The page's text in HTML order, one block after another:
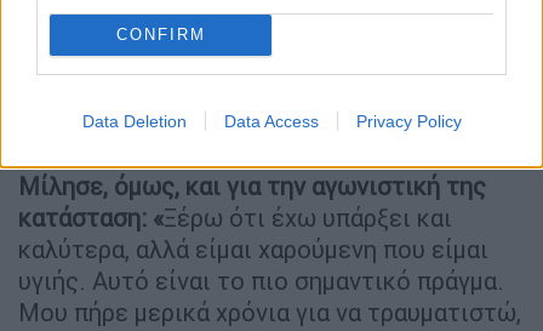
CONFIRM
Data Deletion Data Access Privacy Policy
με κάνει ευτυχισμένη και τον κάνω
ευτυχισμένο».
επιστρέψω στο Top 10»
Μίλησε, όμως, και για την αγωνιστική της
κατάσταση: «Ξέρω ότι έχω υπάρξει και
καλύτερα, αλλά είμαι χαρούμενη που είμαι
υγιής. Αυτό είναι το πιο σημαντικό πράγμα.
Μου πήρε μερικά χρόνια για να τραυματιστώ,